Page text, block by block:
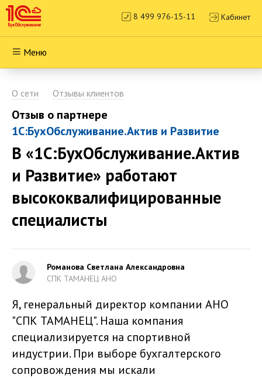
8 499 976-15-11 Кабинет
Меню
О сети Отзывы клиентов
Отзыв о партнере
1С:БухОбслуживание.Актив и Развитие
В «1С:БухОбслуживание.Актив
и Развитие» работают
высококвалифицированные
специалисты
Романова Светлана Александровна
СПК ТАМАНЕЦ АНО
Я, генеральный директор компании АНО
"СПК ТАМАНЕЦ". Наша компания
специализируется на спортивной
индустрии. При выборе бухгалтерского
сопровождения мы искали